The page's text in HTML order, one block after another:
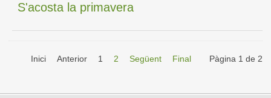
S'acosta la primavera
Pàgina 1 de 2
Inici Anterior 1 2 Següent Final